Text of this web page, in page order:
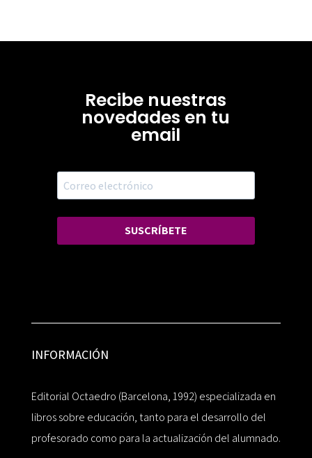
Recibe nuestras
novedades en tu
email
SUSCRÍBETE
INFORMACIÓN
Editorial Octaedro (Barcelona, 1992) especializada en
libros sobre educación, tanto para el desarrollo del
profesorado como para la actualización del alumnado.